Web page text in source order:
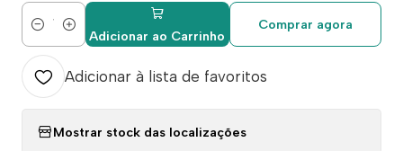
QuantidadeAdicionar ao Carrinho
Comprar agora
Adicionar à lista de favoritos
Mostrar stock das localizações